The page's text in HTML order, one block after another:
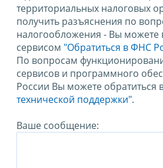
территориальных налоговых
получить разъяснения по
налогообложения - Вы можете
сервисом "Обратиться в ФНС
По вопросам
сервисов и программного
России Вы можете обратиться
технической поддержки".
Ваше сообщение: